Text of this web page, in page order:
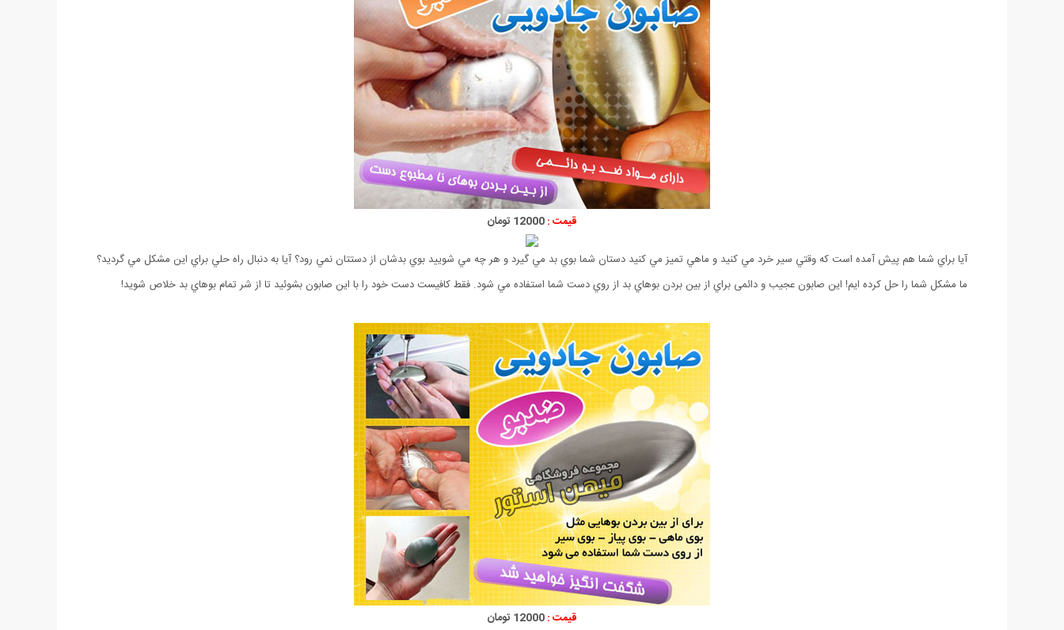
قیمت :12000 تومان
آيا براي شما هم پيش آمده است كه وقتي سير خرد مي كنيد و ماهي تميز مي كنيد دستان شما بوي بد مي گيرد و هر چه مي شوييد بوي بدشان از دستتان نمي رود؟ آيا به دنبال راه حلي براي اين مشكل مي گرديد؟
ما مشكل شما را حل كرده ايم! اين صابون عجيب و دائمی براي از بين بردن بوهاي بد از روي دست شما استفاده مي شود. فقط كافيست دست خود را با اين صابون بشوئيد تا از شر تمام بوهاي بد خلاص شويد!
قیمت :12000 تومان